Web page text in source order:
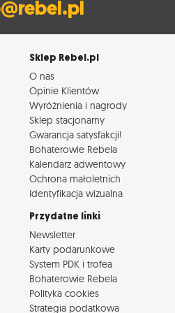
Sklep Rebel.pl
O nas
Opinie Klientów
Wyróżnienia i nagrody
Sklep stacjonarny
Gwarancja satysfakcji!
Bohaterowie Rebela
Kalendarz adwentowy
Ochrona małoletnich
Identyfikacja wizualna
Przydatne linki
Newsletter
Karty podarunkowe
System PDK i trofea
Bohaterowie Rebela
Polityka cookies
Strategia podatkowa